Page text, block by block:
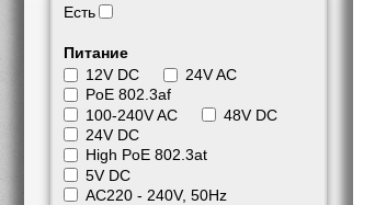
Есть
Питание
12V DC
24V AC
PoE 802.3af
100-240V AC
48V DC
24V DC
High PoE 802.3at
5V DC
АС220 - 240V, 50Hz